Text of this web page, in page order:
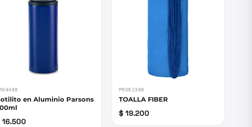
en Aluminio Parsons
16.500
PROE2388
TOALLA FIBER
$ 19.200